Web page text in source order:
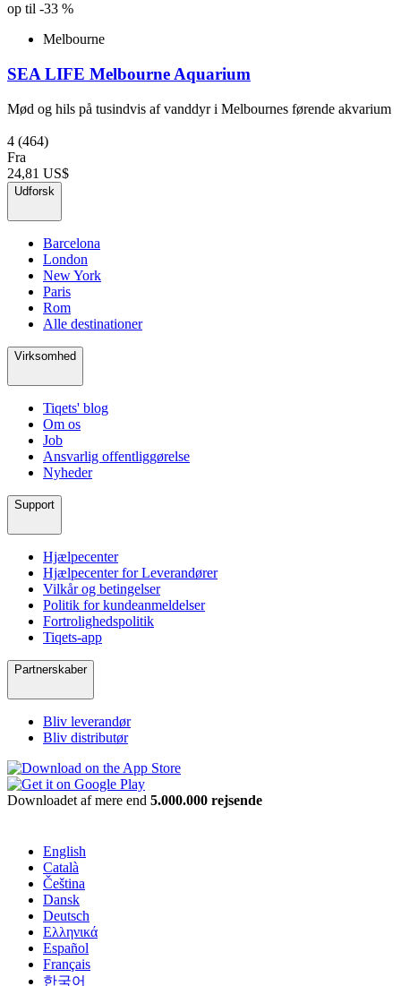
op til -33 %
Melbourne
SEA LIFE Melbourne Aquarium
Mød og hils på tusindvis af vanddyr i Melbournes førende akvarium
4 (464)
Fra
24,81 US$
Udforsk
Barcelona
London
New York
Paris
Rom
Alle destinationer
Virksomhed
Tiqets' blog
Om os
Job
Ansvarlig offentliggørelse
Nyheder
Support
Hjælpecenter
Hjælpecenter for Leverandører
Vilkår og betingelser
Politik for kundeanmeldelser
Fortrolighedspolitik
Tiqets-app
Partnerskaber
Bliv leverandør
Bliv distributør
Downloadet af mere end 5.000.000 rejsende
English
Català
Čeština
Dansk
Deutsch
Ελληνικά
Español
Français
한국어